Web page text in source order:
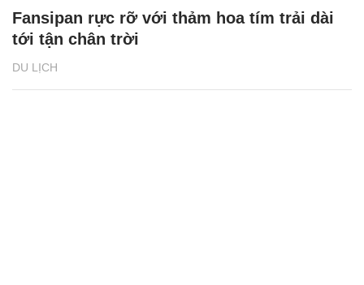
DU LỊCH
Fansipan rực rỡ với thảm hoa tím trải dài
tới tận chân trời